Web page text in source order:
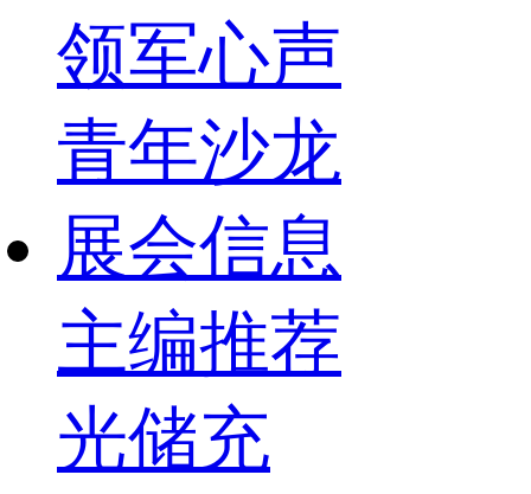
领军心声
青年沙龙
展会信息
主编推荐
光储充